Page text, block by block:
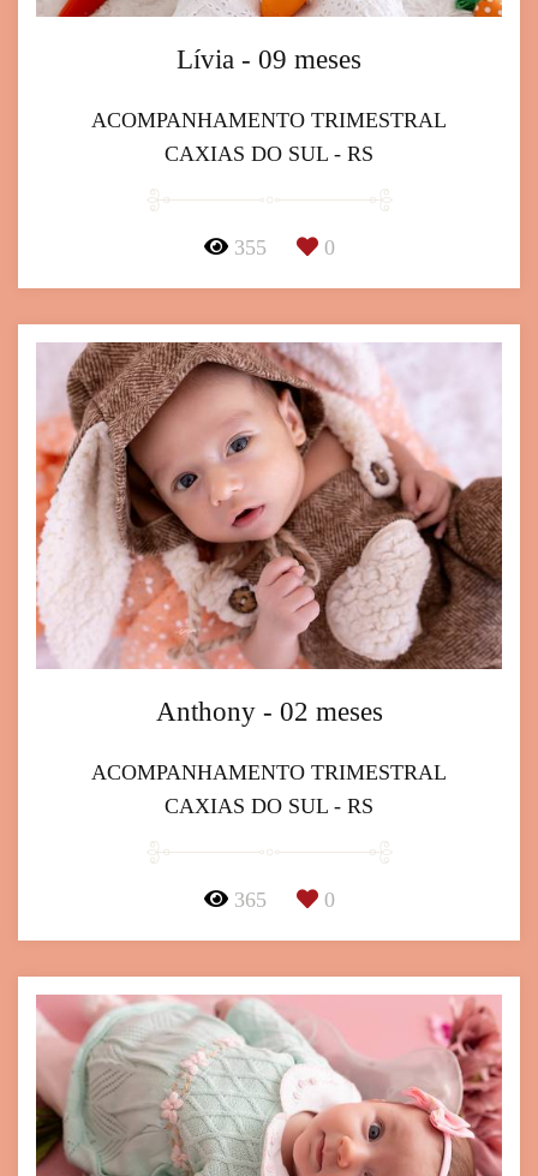
Lívia - 09 meses
ACOMPANHAMENTO TRIMESTRAL
CAXIAS DO SUL - RS
355 0
Anthony - 02 meses
ACOMPANHAMENTO TRIMESTRAL
CAXIAS DO SUL - RS
365 0